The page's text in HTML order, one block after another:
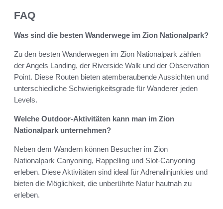
FAQ
Was sind die besten Wanderwege im Zion Nationalpark?
Zu den besten Wanderwegen im Zion Nationalpark zählen
der Angels Landing, der Riverside Walk und der Observation
Point. Diese Routen bieten atemberaubende Aussichten und
unterschiedliche Schwierigkeitsgrade für Wanderer jeden
Levels.
Welche Outdoor-Aktivitäten kann man im Zion
Nationalpark unternehmen?
Neben dem Wandern können Besucher im Zion
Nationalpark Canyoning, Rappelling und Slot-Canyoning
erleben. Diese Aktivitäten sind ideal für Adrenalinjunkies und
bieten die Möglichkeit, die unberührte Natur hautnah zu
erleben.